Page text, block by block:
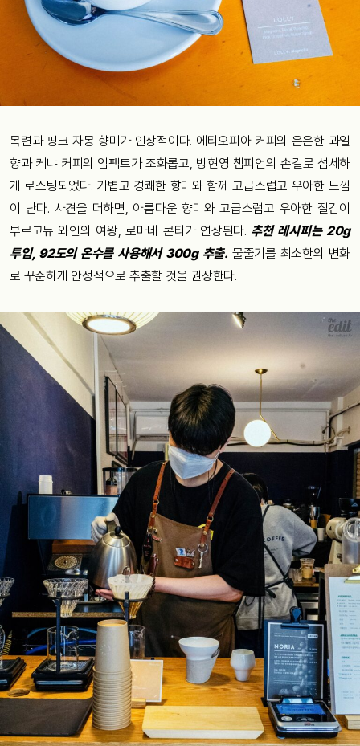
목련과 핑크 자몽 향미가 인상적이다. 에티오피아 커피의 은은한 과일
향과 케냐 커피의 임팩트가 조화롭고, 방현영 챔피언의 손길로 섬세하
게 로스팅되었다. 가볍고 경쾌한 향미와 함께 고급스럽고 우아한 느낌
이 난다. 사견을 더하면, 아름다운 향미와 고급스럽고 우아한 질감이
부르고뉴 와인의 여왕, 로마네 콘티가 연상된다. 추천 레시피는 20g
투입, 92도의 온수를 사용해서 300g 추출. 물줄기를 최소한의 변화
로 꾸준하게 안정적으로 추출할 것을 권장한다.